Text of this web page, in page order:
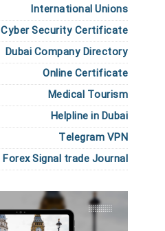
International Unions
Cyber Security Certificate
Dubai Company Directory
Online Certificate
Medical Tourism
Helpline in Dubai
Telegram VPN
Forex Signal trade Journal